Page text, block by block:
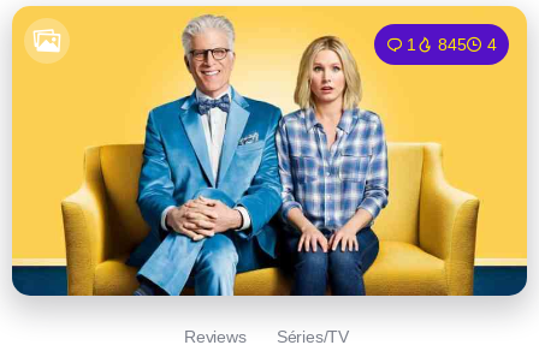
1 845 4
Reviews Séries/TV